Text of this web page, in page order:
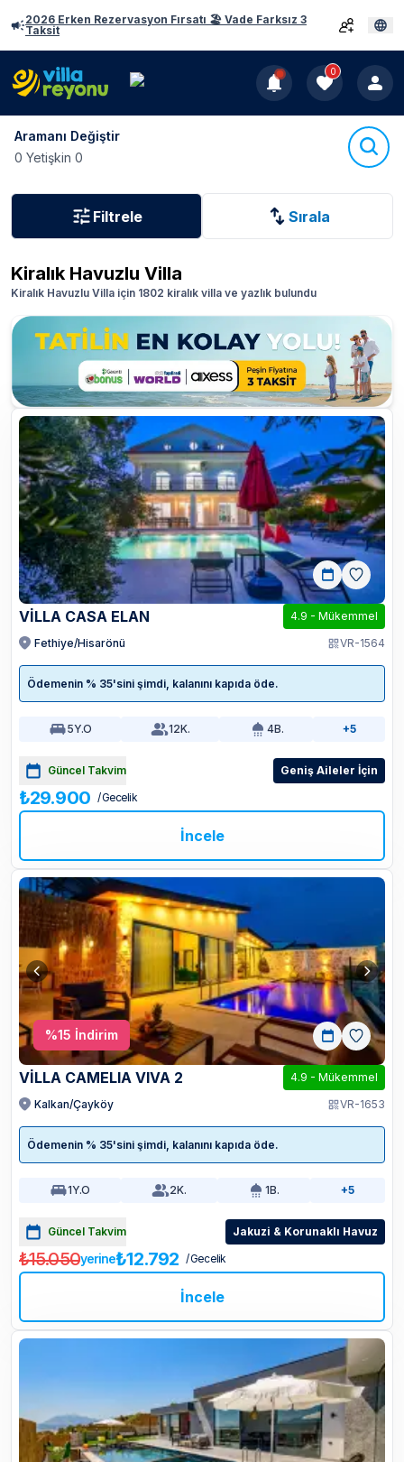
2026 Erken Rezervasyon Fırsatı 🏖️ Vade Farksız 3
Taksit
0
Aramanı Değiştir
0 Yetişkin 0
Filtrele Sırala
Kiralık Havuzlu Villa
Kiralık Havuzlu Villa için 1802 kiralık villa ve yazlık bulundu
VİLLA CASA ELAN 4.9 - Mükemmel
Fethiye/Hisarönü
VR-1564
Ödemenin % 35'sini şimdi, kalanını kapıda öde.
5Y.O 12K. 4B. +5
Güncel Takvim Geniş Aileler İçin
₺29.900 / Gecelik
İncele
%15 İndirim
VİLLA CAMELIA VIVA 2 4.9 - Mükemmel
Kalkan/Çayköy
VR-1653
Ödemenin % 35'sini şimdi, kalanını kapıda öde.
1Y.O 2K. 1B. +5
Güncel Takvim Jakuzi & Korunaklı Havuz
₺15.050yerine₺12.792 / Gecelik
İncele